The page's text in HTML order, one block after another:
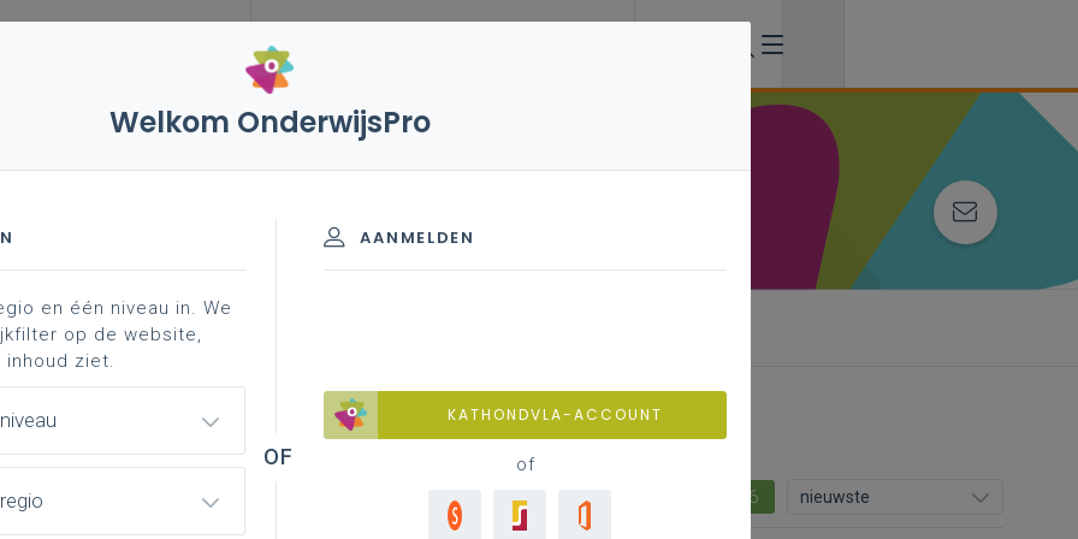
vakken en leerplannen 2de graad
materiaal
graad - A-finaliteit
achtergrond
6 nieuwste
Welkom OnderwijsPro
AANMELDEN
KATHONDVLA-ACCOUNT
of
en één niveau in. We
op de website,
ziet.